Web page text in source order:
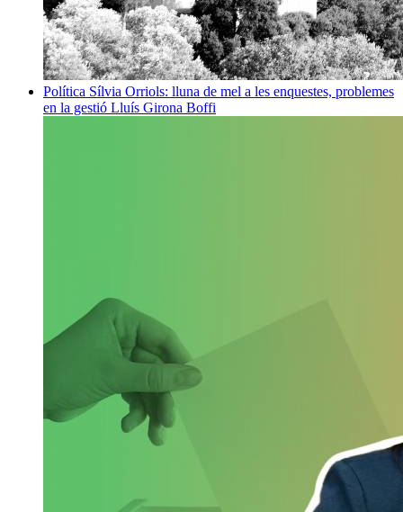
Política Sílvia Orriols: lluna de mel a les enquestes, problemes
en la gestió Lluís Girona Boffi